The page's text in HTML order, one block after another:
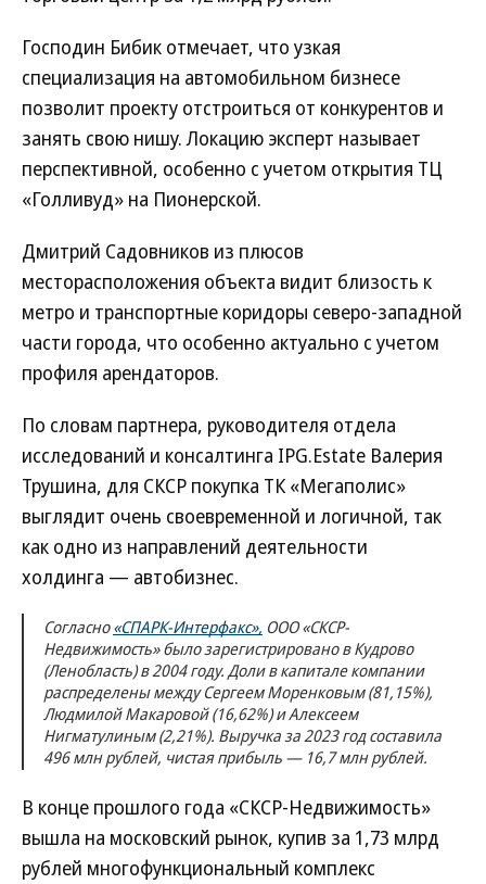
Господин Бибик отмечает, что узкая
специализация на автомобильном бизнесе
позволит проекту отстроиться от конкурентов и
занять свою нишу. Локацию эксперт называет
перспективной, особенно с учетом открытия ТЦ
«Голливуд» на Пионерской.
Дмитрий Садовников из плюсов
месторасположения объекта видит близость к
метро и транспортные коридоры северо-западной
части города, что особенно актуально с учетом
профиля арендаторов.
По словам партнера, руководителя отдела
исследований и консалтинга IPG.Estate Валерия
Трушина, для СКСР покупка ТК «Мегаполис»
выглядит очень своевременной и логичной, так
как одно из направлений деятельности
холдинга — автобизнес.
Согласно«СПАРК-Интерфакс», ООО «СКСР-
Недвижимость» было зарегистрировано в Кудрово
(Ленобласть) в 2004 году. Доли в капитале компании
распределены между Сергеем Моренковым (81,15%),
Людмилой Макаровой (16,62%) и Алексеем
Нигматулиным (2,21%). Выручка за 2023 год составила
496 млн рублей, чистая прибыль — 16,7 млн рублей.
В конце прошлого года «СКСР-Недвижимость»
вышла на московский рынок, купив за 1,73 млрд
рублей многофункциональный комплекс